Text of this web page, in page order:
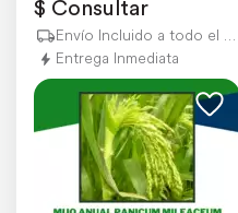
$ Consultar
Envío Incluido a todo el país
Entrega Inmediata